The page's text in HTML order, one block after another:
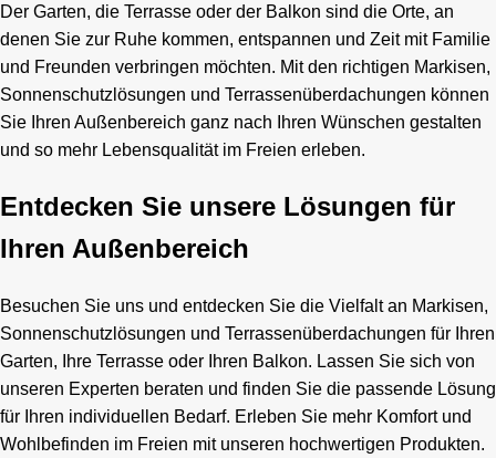
Der Garten, die Terrasse oder der Balkon sind die Orte, an
denen Sie zur Ruhe kommen, entspannen und Zeit mit Familie
und Freunden verbringen möchten. Mit den richtigen Markisen,
Sonnenschutzlösungen und Terrassenüberdachungen können
Sie Ihren Außenbereich ganz nach Ihren Wünschen gestalten
und so mehr Lebensqualität im Freien erleben.
Entdecken Sie unsere Lösungen für
Ihren Außenbereich
Besuchen Sie uns und entdecken Sie die Vielfalt an Markisen,
Sonnenschutzlösungen und Terrassenüberdachungen für Ihren
Garten, Ihre Terrasse oder Ihren Balkon. Lassen Sie sich von
unseren Experten beraten und finden Sie die passende Lösung
für Ihren individuellen Bedarf. Erleben Sie mehr Komfort und
Wohlbefinden im Freien mit unseren hochwertigen Produkten.